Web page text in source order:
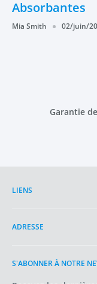
Absorbantes
Mia Smith 02/juin/
Garantie
S'ABONNER À NOTRE
LIENS
À propos d’OYKO
Conditions
ADRESSE